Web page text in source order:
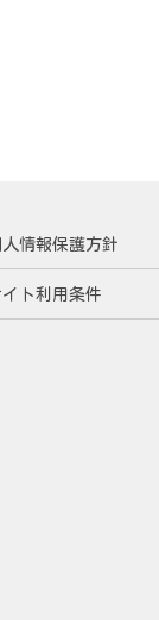
情報保護方針
ト利用条件